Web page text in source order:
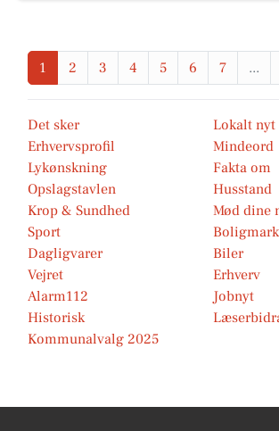
1 2 3 4 5 6 7 ...
Det sker
Lokalt nyt
Erhvervsprofil
Mindeord
Lykønskning
Fakta om
Opslagstavlen
Husstand
Krop & Sundhed
Mød dine
Sport
Dagligvarer
Biler
Vejret
Erhverv
Alarm112
Jobnyt
Historisk
Kommunalvalg 2025